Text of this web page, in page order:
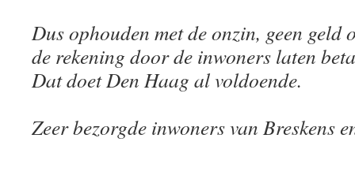
Dus ophouden met de onzin, geen geld
de rekening door de inwoners laten
Dat doet Den Haag al voldoende.
Zeer bezorgde inwoners van Breskens